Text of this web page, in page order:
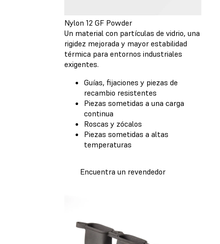
Nylon 12 GF Powder
Un material con partículas de vidrio, una
rigidez mejorada y mayor estabilidad
térmica para entornos industriales
exigentes.
Guías, fijaciones y piezas de
recambio resistentes
Piezas sometidas a una carga
continua
Roscas y zócalos
Piezas sometidas a altas
temperaturas
Encuentra un revendedor